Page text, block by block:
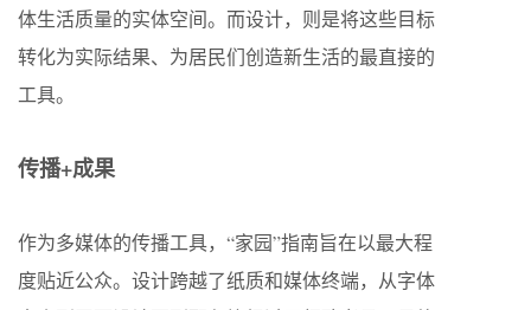
体生活质量的实体空间。而设计，则是将这些目标
转化为实际结果、为居民们创造新生活的最直接的
工具。
传播+成果
作为多媒体的传播工具，“家园”指南旨在以最大程
度贴近公众。设计跨越了纸质和媒体终端，从字体